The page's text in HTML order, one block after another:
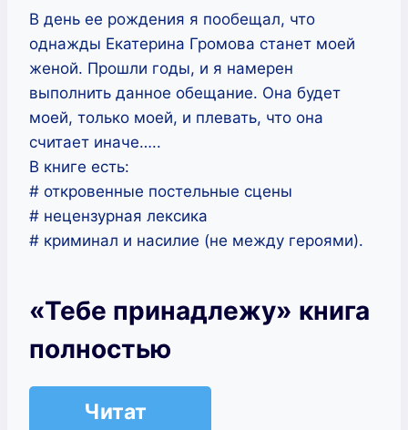
В день ее рождения я пообещал, что
однажды Екатерина Громова станет моей
женой. Прошли годы, и я намерен
выполнить данное обещание. Она будет
моей, только моей, и плевать, что она
считает иначе…..
В книге есть:
# откровенные постельные сцены
# нецензурная лексика
# криминал и насилие (не между героями).
«Тебе принадлежу» книга
полностью
Читат